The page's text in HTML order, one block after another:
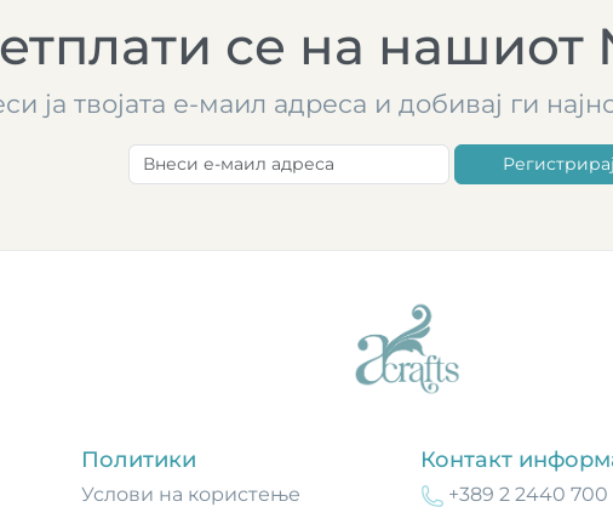
се на нашиот
ја твојата е-маил адреса и добивај ги
Политики
Услови на користење
Контакт
+389 2 2440 700